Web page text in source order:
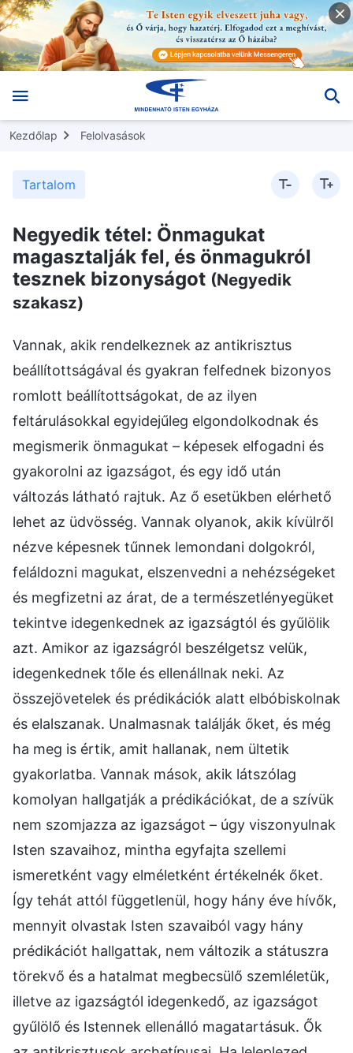
Kezdőlap Felolvasások
Tartalom
Negyedik tétel: Önmagukat
magasztalják fel, és önmagukról
tesznek bizonyságot (Negyedik
szakasz)
Vannak, akik rendelkeznek az antikrisztus
beállítottságával és gyakran felfednek bizonyos
romlott beállítottságokat, de az ilyen
feltárulásokkal egyidejűleg elgondolkodnak és
megismerik önmagukat – képesek elfogadni és
gyakorolni az igazságot, és egy idő után
változás látható rajtuk. Az ő esetükben elérhető
lehet az üdvösség. Vannak olyanok, akik kívülről
nézve képesnek tűnnek lemondani dolgokról,
feláldozni magukat, elszenvedni a nehézségeket
és megfizetni az árat, de a természetlényegüket
tekintve idegenkednek az igazságtól és gyűlölik
azt. Amikor az igazságról beszélgetsz velük,
idegenkednek tőle és ellenállnak neki. Az
összejövetelek és prédikációk alatt elbóbiskolnak
és elalszanak. Unalmasnak találják őket, és még
ha meg is értik, amit hallanak, nem ültetik
gyakorlatba. Vannak mások, akik látszólag
komolyan hallgatják a prédikációkat, de a szívük
nem szomjazza az igazságot – úgy viszonyulnak
Isten szavaihoz, mintha egyfajta szellemi
ismeretként vagy elméletként értékelnék őket.
Így tehát attól függetlenül, hogy hány éve hívők,
mennyit olvastak Isten szavaiból vagy hány
prédikációt hallgattak, nem változik a státuszra
törekvő és a hatalmat megbecsülő szemléletük,
illetve az igazságtól idegenkedő, az igazságot
gyűlölő és Istennek ellenálló magatartásuk. Ők